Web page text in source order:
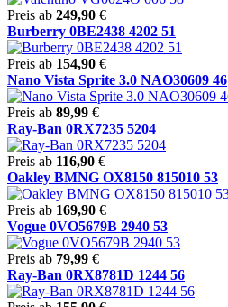
Preis ab 249,90 €
Burberry 0BE2438 4202 51
Preis ab 154,90 €
Nano Vista Sprite 3.0 NAO30609 46
Preis ab 89,99 €
Ray-Ban 0RX7235 5204
Preis ab 116,90 €
Oakley BMNG OX8150 815010 53
Preis ab 169,90 €
Vogue 0VO5679B 2940 53
Preis ab 79,99 €
Ray-Ban 0RX8781D 1244 56